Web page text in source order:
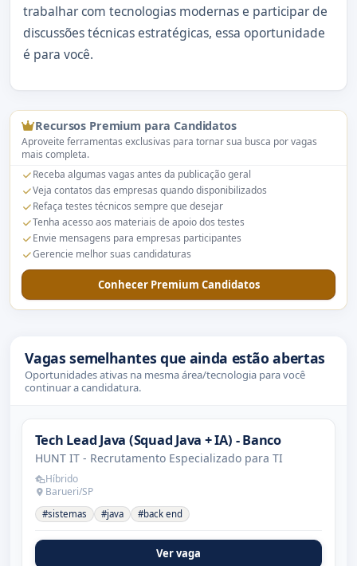
trabalhar com tecnologias modernas e participar de
discussões técnicas estratégicas, essa oportunidade
é para você.
Recursos Premium para Candidatos
Aproveite ferramentas exclusivas para tornar sua busca por vagas
mais completa.
Receba algumas vagas antes da publicação geral
Veja contatos das empresas quando disponibilizados
Refaça testes técnicos sempre que desejar
Tenha acesso aos materiais de apoio dos testes
Envie mensagens para empresas participantes
Gerencie melhor suas candidaturas
Conhecer Premium Candidatos
Vagas semelhantes que ainda estão abertas
Oportunidades ativas na mesma área/tecnologia para você
continuar a candidatura.
Tech Lead Java (Squad Java + IA) - Banco
HUNT IT - Recrutamento Especializado para TI
Híbrido
Barueri/SP
#sistemas #java #back end
Ver vaga